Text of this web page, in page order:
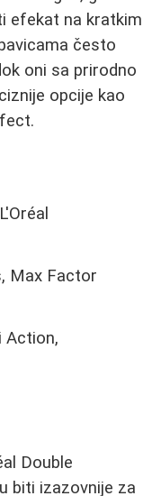
efekat na kratkim
često
oni sa prirodno
opcije kao
Max Factor
Action,
Double
biti izazovnije za